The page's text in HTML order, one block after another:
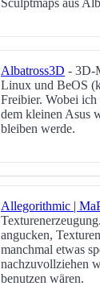
Sculptmaps aus
Albatross3D - 3D-
Linux und BeOS
Freibier. Wobei
dem kleinen Asus
bleiben werde.
Allegorithmic |
angucken,
manchmal etwas
nachzuvollziehen
benutzen wären.